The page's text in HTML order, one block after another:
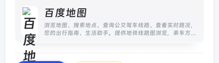
百度地图
浏览地图、搜索地点、查询公交驾车线路、查看实时路况，
您的出行指南、生活助手。提供地铁线路图浏览，乘车方案